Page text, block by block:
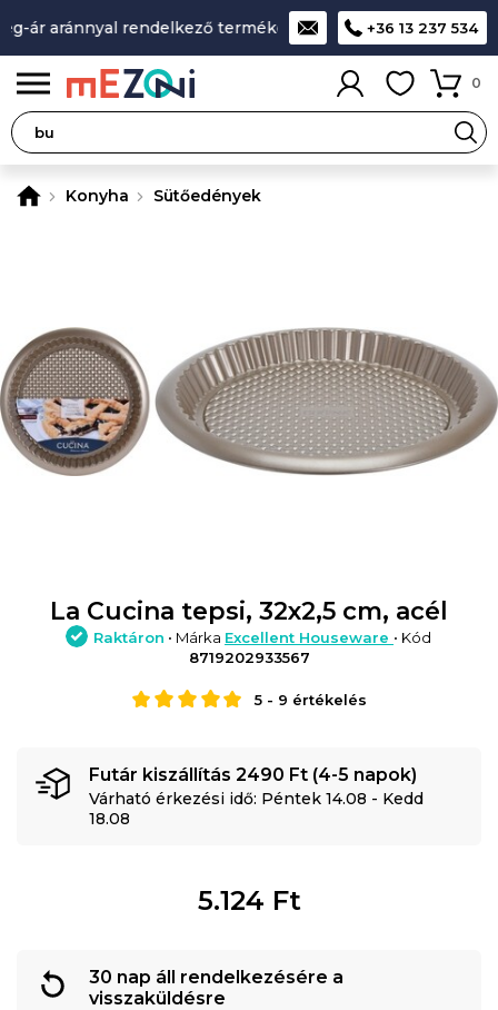
ár aránnyal rendelkező termékek A legjobb design-
+36 13 237 534
0
Konyha Sütőedények
La Cucina tepsi, 32x2,5 cm, acél
Raktáron • Márka Excellent Houseware • Kód
8719202933567
5- 9 értékelés
Futár kiszállítás 2490 Ft (4-5 napok)
Várható érkezési idő: Péntek 14.08 - Kedd
18.08
5.124 Ft
30 nap áll rendelkezésére a
visszaküldésre